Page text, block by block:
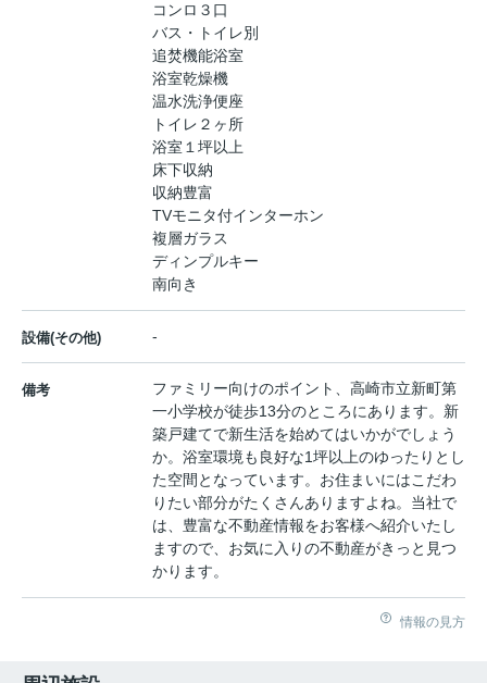
コンロ３口
バス・トイレ別
追焚機能浴室
浴室乾燥機
温水洗浄便座
トイレ２ヶ所
浴室１坪以上
床下収納
収納豊富
TVモニタ付インターホン
複層ガラス
ディンプルキー
南向き
設備(その他) -
備考
ファミリー向けのポイント、高崎市立新町第
一小学校が徒歩13分のところにあります。新
築戸建てで新生活を始めてはいかがでしょう
か。浴室環境も良好な1坪以上のゆったりとし
た空間となっています。お住まいにはこだわ
りたい部分がたくさんありますよね。当社で
は、豊富な不動産情報をお客様へ紹介いたし
ますので、お気に入りの不動産がきっと見つ
かります。
情報の見方